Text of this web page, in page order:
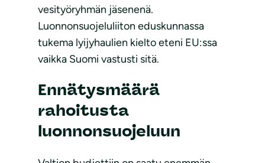
vesityöryhmän jäsenenä.
Luonnonsuojeluliiton eduskunnassa
tukema lyijyhaulien kielto eteni EU:ssa
vaikka Suomi vastusti sitä.
Ennätysmäärä
rahoitusta
luonnonsuojeluun